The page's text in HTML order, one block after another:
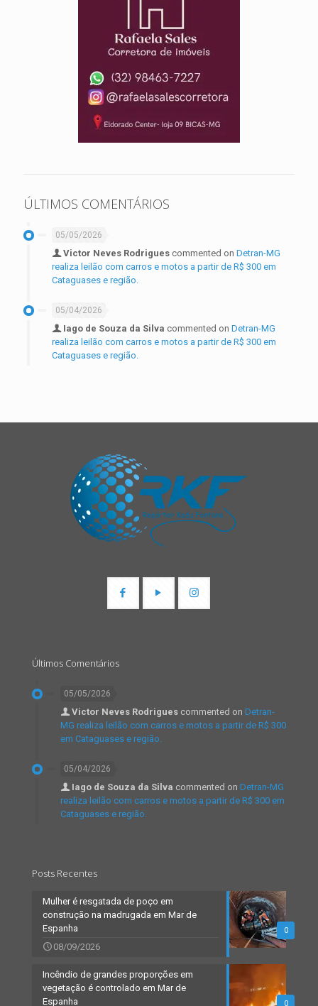
ÚLTIMOS COMENTÁRIOS
05/05/2026
Victor Neves Rodrigues commented on Detran-MG
realiza leilão com carros e motos a partir de R$ 300 em
Cataguases e região.
05/04/2026
Iago de Souza da Silva commented on Detran-MG
realiza leilão com carros e motos a partir de R$ 300 em
Cataguases e região.
Últimos Comentários
05/05/2026
Victor Neves Rodrigues commented on Detran-
MG realiza leilão com carros e motos a partir de R$ 300
em Cataguases e região.
05/04/2026
Iago de Souza da Silva commented on Detran-MG
realiza leilão com carros e motos a partir de R$ 300 em
Cataguases e região.
Posts Recentes
0
Mulher é resgatada de poço em
construção na madrugada em Mar de
Espanha
08/09/2026
0
Incêndio de grandes proporções em
vegetação é controlado em Mar de
Espanha